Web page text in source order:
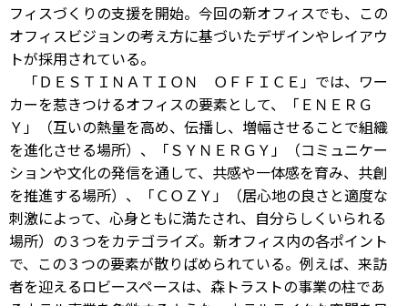
フィスづくりの支援を開始。今回の新オフィスでも、この
オフィスビジョンの考え方に基づいたデザインやレイアウ
トが採用されている。
「ＤＥＳＴＩＮＡＴＩＯＮ ＯＦＦＩＣＥ」では、ワー
カーを惹きつけるオフィスの要素として、「ＥＮＥＲＧ
Ｙ」（互いの熱量を高め、伝播し、増幅させることで組織
を進化させる場所）、「ＳＹＮＥＲＧＹ」（コミュニケー
ションや文化の発信を通して、共感や一体感を育み、共創
を推進する場所）、「ＣＯＺＹ」（居心地の良さと適度な
刺激によって、心身ともに満たされ、自分らしくいられる
場所）の３つをカテゴライズ。新オフィス内の各ポイント
で、この３つの要素が散りばめられている。例えば、来訪
者を迎えるロビースペースは、森トラストの事業の柱であ